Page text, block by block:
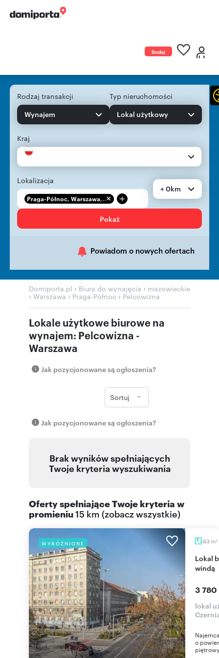
Dodaj
Rodzaj transakcji
Wynajem
Typ nieruchomości
Lokal użytkowy
Kraj
Lokalizacja
Praga-Północ, Warszawa,... +
+ 0km
Pokaż
Powiadom o nowych ofertach
Domiporta.pl › Biura do wynajęcia › mazowieckie
› Warszawa› Praga-Północ › Pelcowizna
Lokale użytkowe biurowe na
wynajem: Pelcowizna -
Warszawa
Jak pozycjonowane są ogłoszenia?
Sortuj
Jak pozycjonowane są ogłoszenia?
Brak wyników spełniających
Twoje kryteria wyszukiwania
Oferty spełniające Twoje kryteria w
promieniu15 km (zobacz wszystkie)
WYRÓŻNIONE 63 m2
Lokal biurowy 63 m² (Mokotów, Czerniakowska) z
windą
3 780
lokal
o